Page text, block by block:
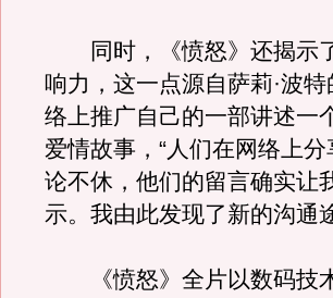
同时，《愤怒》还揭示
响力，这一点源自萨莉·波
络上推广自己的一部讲述一
爱情故事，“人们在网络上
论不休，他们的留言确实让
示。我由此发现了新的沟通
《愤怒》全片以数码技